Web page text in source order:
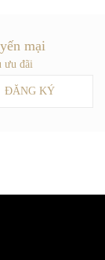
mại
ưu đãi
ĐĂNG KÝ